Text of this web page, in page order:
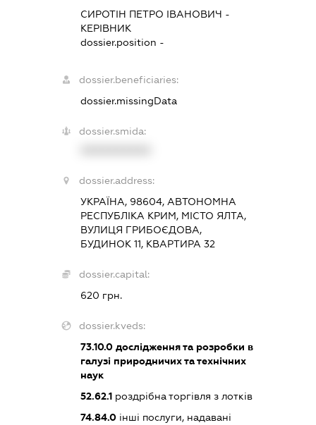
СИРОТІН ПЕТРО ІВАНОВИЧ -
КЕРІВНИК
dossier.position -
dossier.beneficiaries:
dossier.missingData
dossier.smida:
dossier.address:
УКРАЇНА, 98604, АВТОНОМНА
РЕСПУБЛІКА КРИМ, МІСТО ЯЛТА,
ВУЛИЦЯ ГРИБОЄДОВА,
БУДИНОК 11, КВАРТИРА 32
dossier.capital:
620 грн.
dossier.kveds:
73.10.0 дослідження та розробки в
галузі природничих та технічних
наук
52.62.1 роздрібна торгівля з лотків
74.84.0 інші послуги, надавані